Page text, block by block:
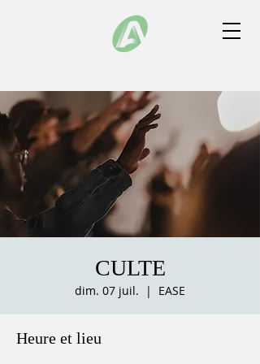
CULTE
dim. 07 juil.
  |
EASE
Heure et lieu